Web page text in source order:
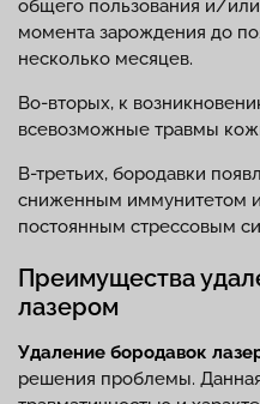
общего пользования и/
момента зарождения до
несколько месяцев.
Во-вторых, к
всевозможные травмы
В-третьих, бородавки
сниженным иммунитетом
постоянным стрессовым
Преимущества
лазером
Удаление бородавок
решения проблемы.